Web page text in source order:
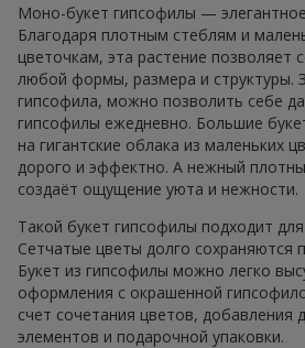
Моно-букет гипсофилы —
Благодаря плотным стеблям и
цветочкам, эта растение позволяет
любой формы, размера и структуры.
гипсофила, можно позволить себе
гипсофилы ежедневно. Большие
на гигантские облака из маленьких
дорого и эффектно. А нежный
создаёт ощущение уюта и нежности.
Такой букет гипсофилы подходит
Сетчатые цветы долго сохраняются
Букет из гипсофилы можно легко
оформления с окрашенной
счет сочетания цветов, добавления
элементов и подарочной упаковки.